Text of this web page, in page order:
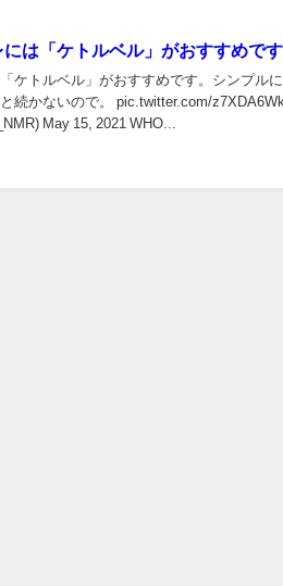
は「ケトルベル」がおすすめです
ケトルベル」がおすすめです。シンプル
続かないので。 pic.twitter.com/
May 15, 2021 WHO...